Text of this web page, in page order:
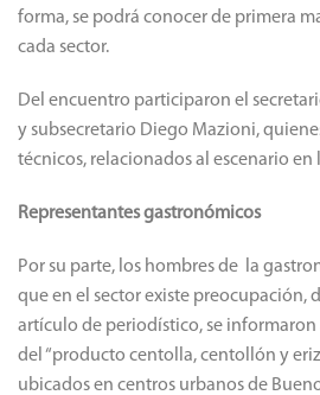
forma, se podrá conocer de primera
cada sector.
Del encuentro participaron el
y subsecretario Diego Mazioni,
técnicos, relacionados al escenario en
Representantes gastronómicos
Por su parte, los hombres de la
que en el sector existe preocupación,
artículo de periodístico, se
del “producto centolla, centollón y
ubicados en centros urbanos de